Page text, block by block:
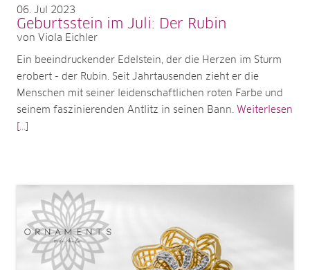
06 Jul 2023
Geburtsstein im Juli: Der Rubin
von Viola Eichler
Ein beeindruckender Edelstein, der die Herzen im Sturm
erobert - der Rubin. Seit Jahrtausenden zieht er die
Menschen mit seiner leidenschaftlichen roten Farbe und
seinem faszinierenden Antlitz in seinen Bann. Weiterlesen